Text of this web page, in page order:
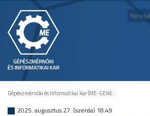
Gépészmérnöki és Informatikai Kar (ME-GEIK)::
2025. augusztus 27. (szerda) 18:49